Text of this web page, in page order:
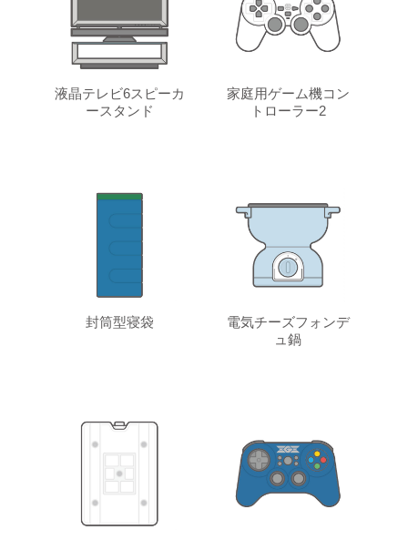
液晶テレビ6スピーカ
ースタンド
家庭用ゲーム機コン
トローラー2
封筒型寝袋
電気チーズフォンデ
ュ鍋